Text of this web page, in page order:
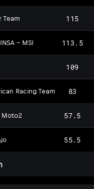
Team 115
- MSI 113.5
109
Racing Team 83
Moto2 57.5
55.5